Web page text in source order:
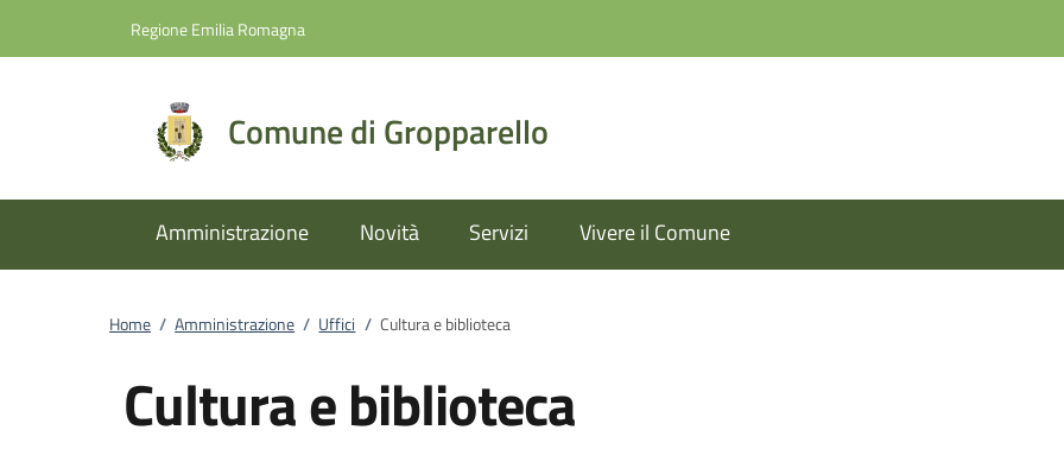
Regione Emilia Romagna
Comune di Gropparello
Amministrazione Novità Servizi Vivere il Comune
Home / Amministrazione / Uffici / Cultura e biblioteca
Cultura e biblioteca